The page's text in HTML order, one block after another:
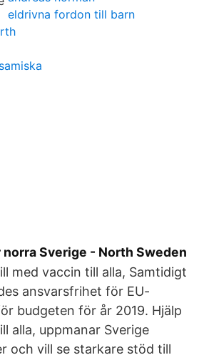
eldrivna fordon till barn
norra Sverige - North Sweden
med vaccin till alla, Samtidigt
ansvarsfrihet för EU-
budgeten för år 2019. Hjälp
alla, uppmanar Sverige
och vill se starkare stöd till